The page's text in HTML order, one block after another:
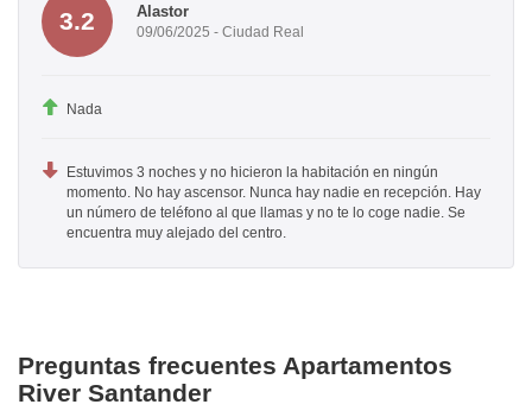
3.2 Alastor
09/06/2025 - Ciudad Real
Nada
Estuvimos 3 noches y no hicieron la habitación en ningún
momento. No hay ascensor. Nunca hay nadie en recepción. Hay
un número de teléfono al que llamas y no te lo coge nadie. Se
encuentra muy alejado del centro.
Preguntas frecuentes Apartamentos
River Santander